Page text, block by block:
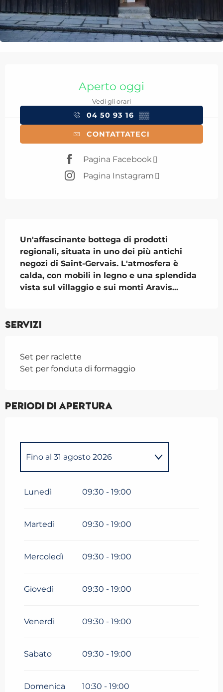
Aperto oggi
Vedi gli orari
04 50 93 16 ▒▒
CONTATTATECI
Pagina Facebook
Pagina Instagram
Un'affascinante bottega di prodotti
regionali, situata in uno dei più antichi
negozi di Saint-Gervais. L'atmosfera è
calda, con mobili in legno e una splendida
vista sul villaggio e sui monti Aravis...
Servizi
Set per raclette
Set per fonduta di formaggio
Periodi di apertura
marzo 2026
maggio 2026
Fino al 31 agosto 2026
Lunedì 09:30 - 19:00
Martedì 09:30 - 19:00
Mercoledì 09:30 - 19:00
Giovedì 09:30 - 19:00
Venerdì 09:30 - 19:00
Sabato 09:30 - 19:00
Domenica 10:30 - 19:00